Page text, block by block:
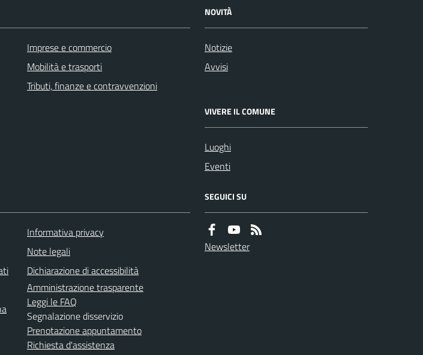
Imprese e commercio
Mobilità e trasporti
Tributi, finanze e contravvenzioni
NOVITÀ
Notizie
Avvisi
VIVERE IL COMUNE
Luoghi
Eventi
Informativa privacy
Note legali
Dichiarazione di accessibilità
Amministrazione trasparente
Leggi le FAQ
Segnalazione disservizio
Prenotazione appuntamento
Richiesta d'assistenza
SEGUICI SU
Newsletter